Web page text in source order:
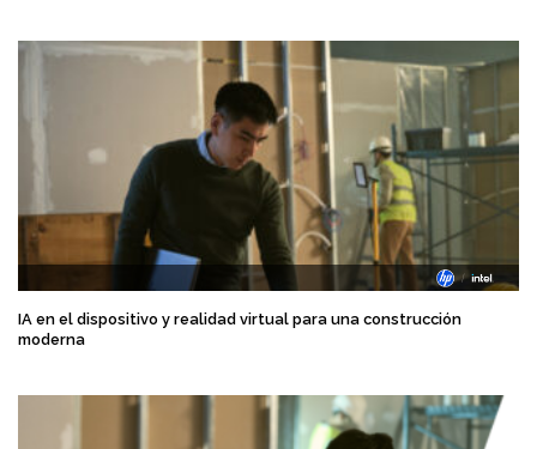
IA en el dispositivo y realidad virtual para una construcción
moderna